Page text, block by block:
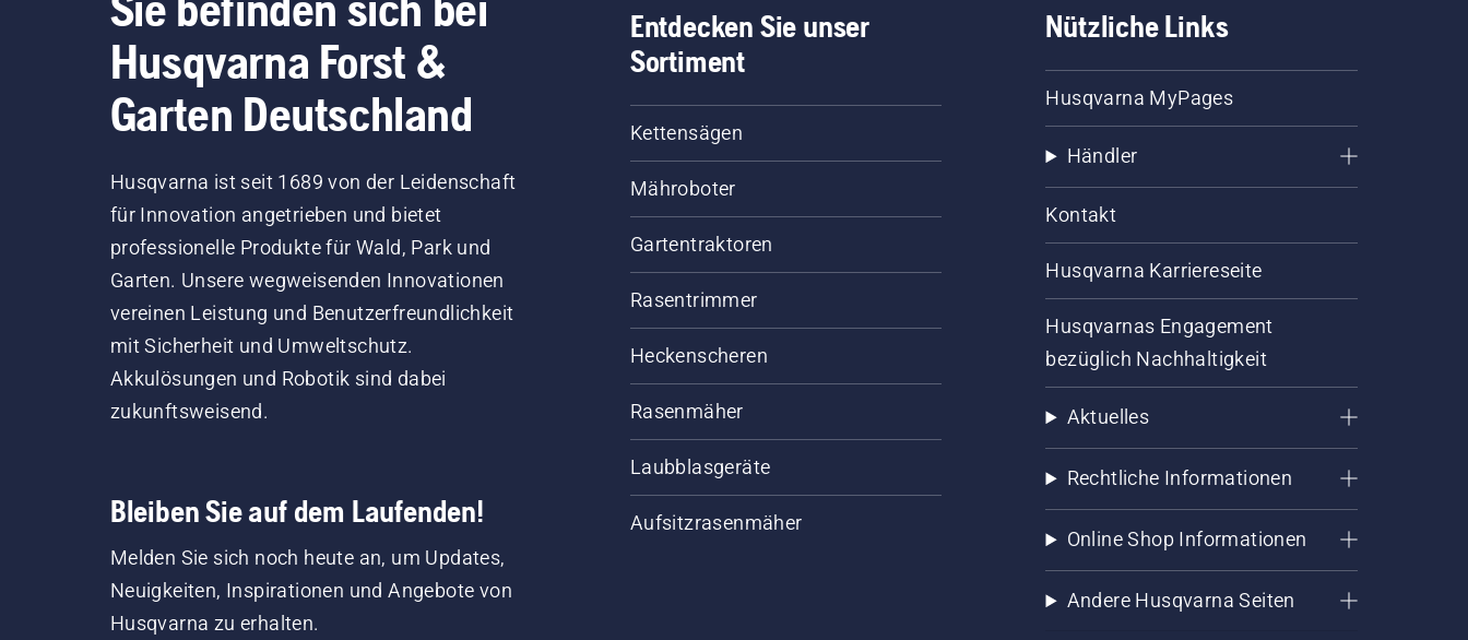
Husqvarna Forst &
Garten Deutschland
Husqvarna ist seit 1689 von der Leidenschaft
für Innovation angetrieben und bietet
professionelle Produkte für Wald, Park und
Garten. Unsere wegweisenden Innovationen
vereinen Leistung und Benutzerfreundlichkeit
mit Sicherheit und Umweltschutz.
Akkulösungen und Robotik sind dabei
zukunftsweisend.
Bleiben Sie auf dem Laufenden!
Melden Sie sich noch heute an, um Updates,
Neuigkeiten, Inspirationen und Angebote von
Husqvarna zu erhalten.
Entdecken Sie unser
Sortiment
Kettensägen
Mähroboter
Gartentraktoren
Rasentrimmer
Heckenscheren
Rasenmäher
Laubblasgeräte
Aufsitzrasenmäher
Nützliche Links
Husqvarna MyPages
Händler
Kontakt
Husqvarna Karriereseite
Husqvarnas Engagement
bezüglich Nachhaltigkeit
Aktuelles
Rechtliche Informationen
Online Shop Informationen
Andere Husqvarna Seiten